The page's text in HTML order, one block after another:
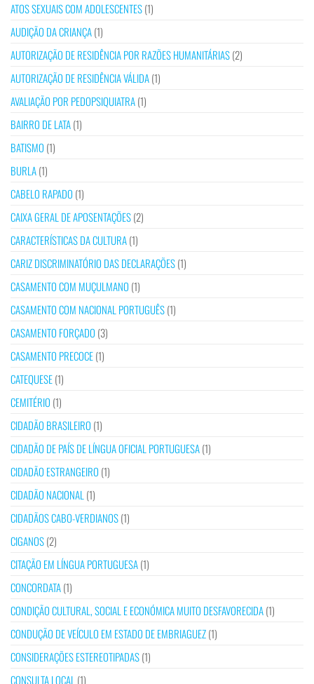
ATOS SEXUAIS COM ADOLESCENTES(1)
AUDIÇÃO DA CRIANÇA(1)
AUTORIZAÇÃO DE RESIDÊNCIA POR RAZÕES HUMANITÁRIAS(2)
AUTORIZAÇÃO DE RESIDÊNCIA VÁLIDA(1)
AVALIAÇÃO POR PEDOPSIQUIATRA(1)
BAIRRO DE LATA(1)
BATISMO (1)
BURLA(1)
CABELO RAPADO (1)
CAIXA GERAL DE APOSENTAÇÕES(2)
CARACTERÍSTICAS DA CULTURA(1)
CARIZ DISCRIMINATÓRIO DAS DECLARAÇÕES(1)
CASAMENTO COM MUÇULMANO (1)
CASAMENTO COM NACIONAL PORTUGUÊS(1)
CASAMENTO FORÇADO (3)
CASAMENTO PRECOCE(1)
CATEQUESE(1)
CEMITÉRIO (1)
CIDADÃO BRASILEIRO (1)
CIDADÃO DE PAÍS DE LÍNGUA OFICIAL PORTUGUESA(1)
CIDADÃO ESTRANGEIRO (1)
CIDADÃO NACIONAL (1)
CIDADÃOS CABO-VERDIANOS(1)
CIGANOS(2)
CITAÇÃO EM LÍNGUA PORTUGUESA(1)
CONCORDATA(1)
CONDIÇÃO CULTURAL, SOCIAL E ECONÓMICA MUITO DESFAVORECIDA(1)
CONDUÇÃO DE VEÍCULO EM ESTADO DE EMBRIAGUEZ(1)
CONSIDERAÇÕES ESTEREOTIPADAS(1)
CONSULTA LOCAL (1)